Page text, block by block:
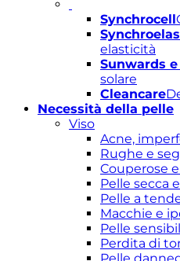
Synchrocell
elasticità
Sunwards
solare
Cleancare
Necessità della pelle
Viso
Acne,
Rughe e
Couperose
Pelle secca
Pelle a
Macchie e
Pelle
Perdita di